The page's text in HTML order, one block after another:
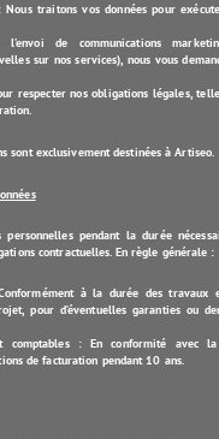
traitons vos données pour
de communications
sur nos services), nous vous
respecter nos obligations légales,
sont exclusivement destinées àArtiseo.
personnelles pendant la durée
contractuelles. En règle générale :
à la durée des travaux
pour d’éventuelles garanties ou
comptables: En conformité avec la
de facturation pendant 10 ans.